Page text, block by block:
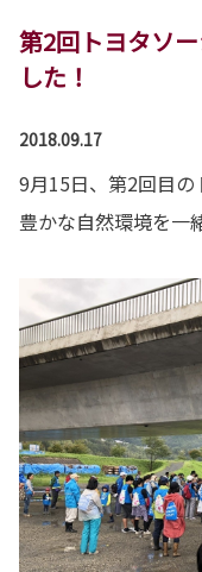
第2回トヨタソ
した！
2018.09.17
9月15日、第2回目
豊かな自然環境を一